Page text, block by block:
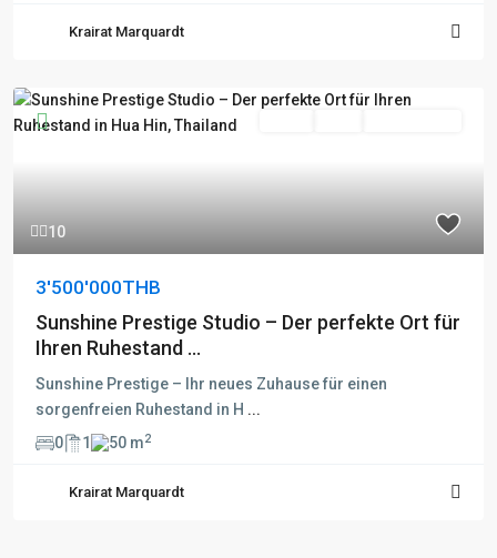
Krairat Marquardt
10
3'500'000THB
Sunshine Prestige Studio – Der perfekte Ort für
Ihren Ruhestand ...
Sunshine Prestige – Ihr neues Zuhause für einen
sorgenfreien Ruhestand in H ...
0
1 50 m2
Krairat Marquardt